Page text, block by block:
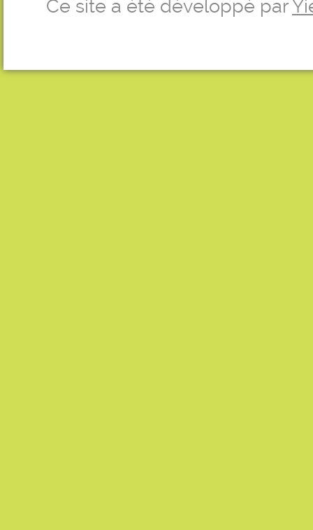
Ce site a été développé par